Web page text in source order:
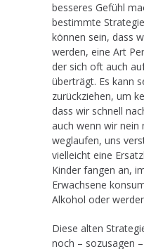
besseres Gefühl
bestimmte
können sein, dass
werden, eine Art
der sich oft auch
überträgt. Es kann
zurückziehen, um
dass wir schnell
auch wenn wir nein
weglaufen, uns
vielleicht eine
Kinder fangen an,
Erwachsene
Alkohol oder
Diese alten
noch – sozusagen